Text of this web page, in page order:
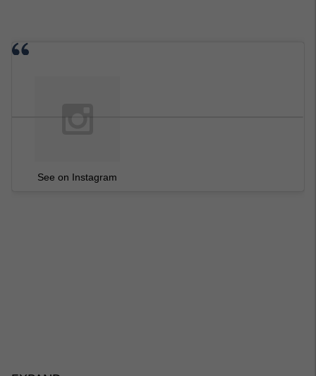
See on Instagram